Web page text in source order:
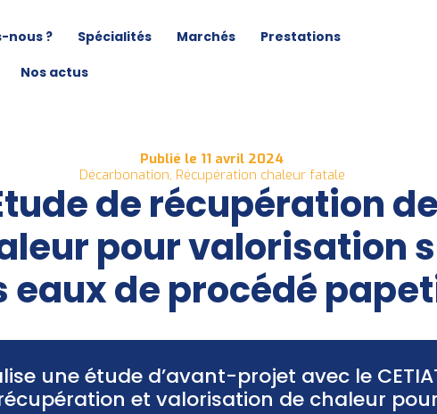
nous ? Spécialités Marchés
Prestations
Nos actus
Publié le 11 avril 2024
Décarbonation, Récupération chaleur fatale
de récupération de
pour valorisation
eaux de procédé
une étude d’avant-projet avec le
et valorisation de chaleur